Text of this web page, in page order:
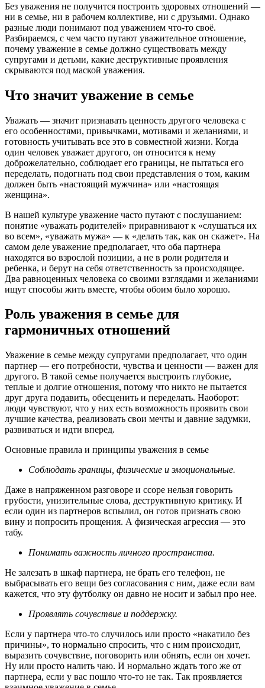
Без уважения не получится построить здоровых отношений —
ни в семье, ни в рабочем коллективе, ни с друзьями. Однако
разные люди понимают под уважением что-то своё.
Разбираемся, с чем часто путают уважительное отношение,
почему уважение в семье должно существовать между
супругами и детьми, какие деструктивные проявления
скрываются под маской уважения.
Что значит уважение в семье
Уважать — значит признавать ценность другого человека с
его особенностями, привычками, мотивами и желаниями, и
готовность учитывать все это в совместной жизни. Когда
один человек уважает другого, он относится к нему
доброжелательно, соблюдает его границы, не пытаться его
переделать, подогнать под свои представления о том, каким
должен быть «настоящий мужчина» или «настоящая
женщина».
В нашей культуре уважение часто путают с послушанием:
понятие «уважать родителей» приравнивают к «слушаться их
во всем», «уважать мужа» — к «делать так, как он скажет». На
самом деле уважение предполагает, что оба партнера
находятся во взрослой позиции, а не в роли родителя и
ребенка, и берут на себя ответственность за происходящее.
Два равноценных человека со своими взглядами и желаниями
ищут способы жить вместе, чтобы обоим было хорошо.
Роль уважения в семье для
гармоничных отношений
Уважение в семье между супругами предполагает, что один
партнер — его потребности, чувства и ценности — важен для
другого. В такой семье получается выстроить глубокие,
теплые и долгие отношения, потому что никто не пытается
друг друга подавить, обесценить и переделать. Наоборот:
люди чувствуют, что у них есть возможность проявить свои
лучшие качества, реализовать свои мечты и давние задумки,
развиваться и идти вперед.
Основные правила и принципы уважения в семье
Соблюдать границы, физические и эмоциональные.
Даже в напряженном разговоре и ссоре нельзя говорить
грубости, унизительные слова, деструктивную критику. И
если один из партнеров вспылил, он готов признать свою
вину и попросить прощения. А физическая агрессия — это
табу.
Понимать важность личного пространства.
Не залезать в шкаф партнера, не брать его телефон, не
выбрасывать его вещи без согласования с ним, даже если вам
кажется, что эту футболку он давно не носит и забыл про нее.
Проявлять сочувствие и поддержку.
Если у партнера что-то случилось или просто «накатило без
причины», то нормально спросить, что с ним происходит,
выразить сочувствие, поговорить или обнять, если он хочет.
Ну или просто налить чаю. И нормально ждать того же от
партнера, если у вас пошло что-то не так. Так проявляется